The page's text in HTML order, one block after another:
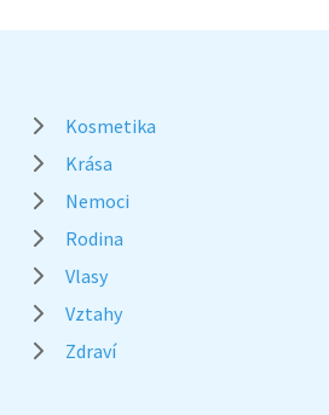
Kosmetika
Krása
Nemoci
Rodina
Vlasy
Vztahy
Zdraví